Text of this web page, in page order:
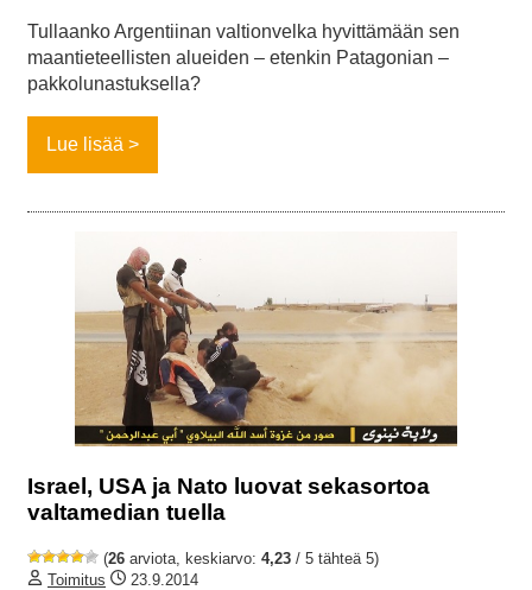
Tullaanko Argentiinan valtionvelka hyvittämään sen
maantieteellisten alueiden – etenkin Patagonian –
pakkolunastuksella?
Lue lisää
Israel, USA ja Nato luovat sekasortoa
valtamedian tuella
(26 arviota, keskiarvo: 4,23 / 5 tähteä 5)
Toimitus
23.9.2014